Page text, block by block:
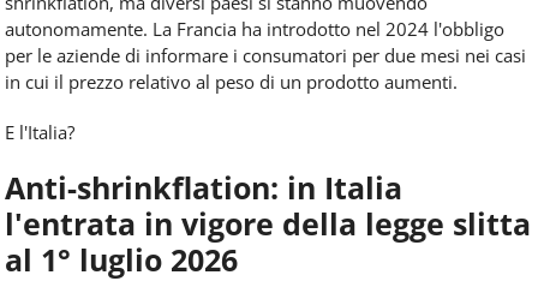
autonomamente. La Francia ha introdotto nel 2024 l'obbligo
per le aziende di informare i consumatori per due mesi nei casi
in cui il prezzo relativo al peso di un prodotto aumenti.
E l'Italia?
Anti-shrinkflation: in Italia
l'entrata in vigore della legge slitta
al 1° luglio 2026